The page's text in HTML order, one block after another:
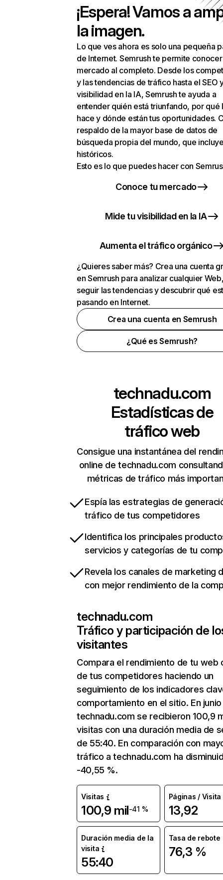
¡Espera! Vamos a
la imagen.
Lo que ves ahora es solo una pequeña
de Internet. Semrush te permite
mercado al completo. Desde los
y las tendencias de tráfico hasta el SEO
visibilidad en la IA, Semrush te ayuda a
entender quién está triunfando, por qué
hace y dónde están tus oportunidades.
respaldo de la mayor base de datos de
búsqueda propia del mundo, que
históricos.
Esto es lo que puedes hacer con
Conoce tu mercado
Mide tu visibilidad en la IA
Aumenta el tráfico orgánico
¿Quieres saber más? Crea una cuenta
en Semrush para analizar cualquier
seguir las tendencias y descubrir qué
pasando en Internet.
Crea una cuenta en Semrush
¿Qué es Semrush?
technadu.com
Estadísticas de
tráfico web
Consigue una instantánea del
online de technadu.com
métricas de tráfico más
Espía las estrategias de
tráfico de tus competidores
Identifica los principales
servicios y categorías de tu
Revela los canales de marketing
con mejor rendimiento de la
technadu.com
Tráfico y participación de
visitantes
Compara el rendimiento de tu web
de tus competidores haciendo un
seguimiento de los indicadores
comportamiento en el sitio. En junio
technadu.com se recibieron 100,9
visitas con una duración media de
de 55:40. En comparación con
tráfico a technadu.com ha
-40,55 %.
Visitas
100,9 mil-41 %
Páginas / Visita
13,92
Duración media de la
visita
55:40
Tasa de rebote
76,3 %